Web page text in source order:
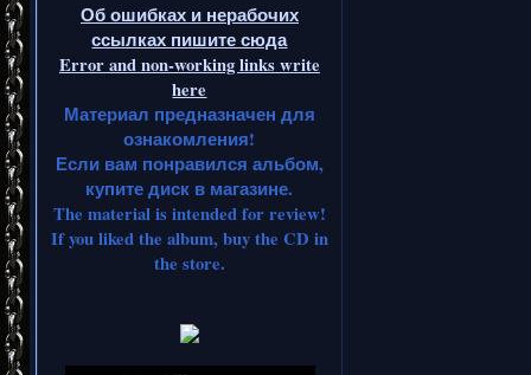
Об ошибках и нерабочих
ссылках пишите сюда
Error and non-working links write
here
Материал предназначен для
ознакомления!
Если вам понравился альбом,
купите диск в магазине.
The material is intended for review!
If you liked the album, buy the CD in
the store.